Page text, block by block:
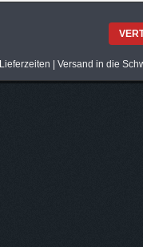
Lieferzeiten Versand in die